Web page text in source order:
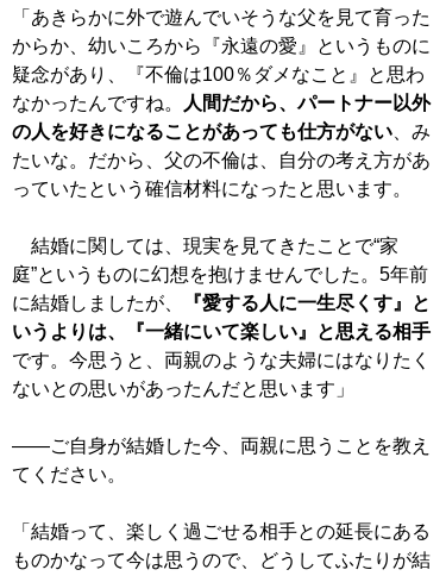
「あきらかに外で遊んでいそうな父を見て育った
からか、幼いころから『永遠の愛』というものに
疑念があり、『不倫は100％ダメなこと』と思わ
なかったんですね。
人間だから、パートナー以外
の人を好きになることがあっても仕方がない 、み
たいな。だから、父の不倫は、自分の考え方があ
っていたという確信材料になったと思います。
結婚に関しては、現実を見てきたことで“家
庭”というものに幻想を抱けませんでした。5年前
に結婚しましたが、
『愛する人に一生尽くす』と
いうよりは、『一緒にいて楽しい』と思える相手
です。今思うと、両親のような夫婦にはなりたく
ないとの思いがあったんだと思います」
――ご自身が結婚した今、両親に思うことを教え
てください。
「結婚って、楽しく過ごせる相手との延長にある
ものかなって今は思うので、どうしてふたりが結